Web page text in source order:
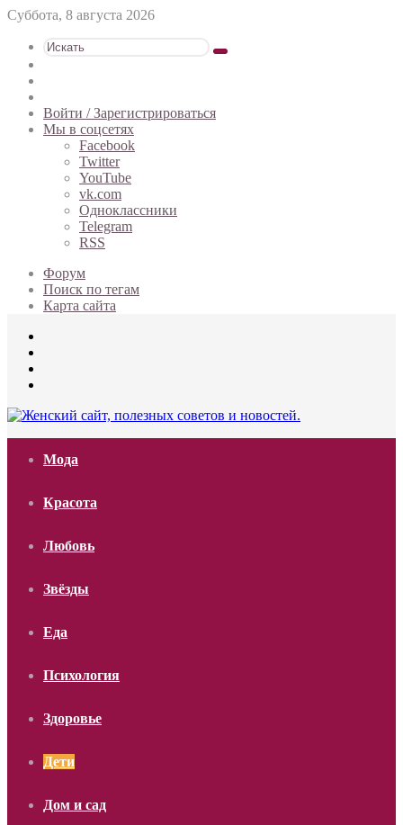
Суббота, 8 августа 2026
Искать
статья
Войти / Зарегистрироваться
Мы в соцсетях
Facebook
Twitter
YouTube
vk.com
Одноклассники
Telegram
RSS
Форум
Поиск по тегам
Карта сайта
Мода
Красота
Любовь
Звёзды
Еда
Психология
Здоровье
Дети
Дом и сад